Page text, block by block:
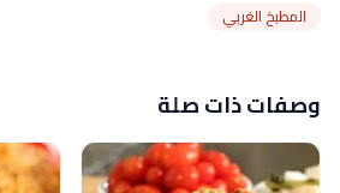
المطبخ الغربي
وصفات ذات صلة